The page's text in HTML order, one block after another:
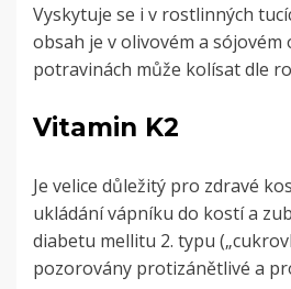
Vyskytuje se i v rostlinných
obsah je v olivovém a sójovém
potravinách může kolísat dle
Vitamin K2
Je velice důležitý pro zdravé
ukládání vápníku do kostí a
diabetu mellitu 2. typu
pozorovány protizánětlivé a